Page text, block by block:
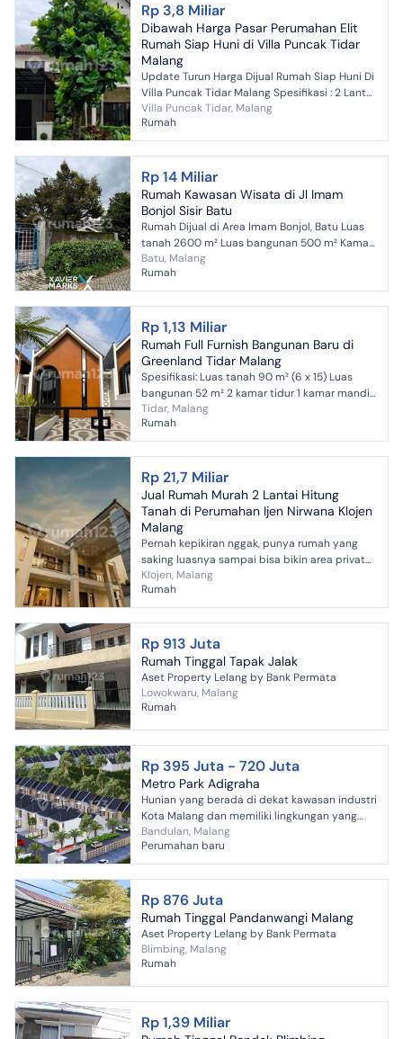
Rp 3,8 Miliar
Dibawah Harga Pasar Perumahan Elit
Rumah Siap Huni di Villa Puncak Tidar
Malang
Update Turun Harga Dijual Rumah Siap Huni Di
Villa Puncak Tidar Malang Spesifikasi : 2 Lantai
Luas Tanah 291 m² Luas Bangunan 300 m²
Kamar Ti...
Villa Puncak Tidar, Malang
Rumah
Rp 14 Miliar
Rumah Kawasan Wisata di Jl Imam
Bonjol Sisir Batu
Rumah Dijual di Area Imam Bonjol, Batu Luas
tanah 2600 m² Luas bangunan 500 m² Kamar
tidur 22 Kamar mandi 8 Sertifikat Hak Milik
Hadap Timur Har...
Batu, Malang
Rumah
Rp 1,13 Miliar
Rumah Full Furnish Bangunan Baru di
Greenland Tidar Malang
Spesifikasi: Luas tanah 90 m² (6 x 15) Luas
bangunan 52 m² 2 kamar tidur 1 kamar mandi
Dapur Listrik token 1300W Air artesis Hadap
Utara Carport ...
Tidar, Malang
Rumah
Rp 21,7 Miliar
Jual Rumah Murah 2 Lantai Hitung
Tanah di Perumahan Ijen Nirwana Klojen
Malang
Pernah kepikiran nggak, punya rumah yang
saking luasnya sampai bisa bikin area private
wing sendiri untuk keluarga besar tanpa saling
terganggu? :t...
Klojen, Malang
Rumah
Rp 913 Juta
Rumah Tinggal Tapak Jalak
Aset Property Lelang by Bank Permata
Lowokwaru, Malang
Rumah
Rp 395 Juta - 720 Juta
Metro Park Adigraha
Hunian yang berada di dekat kawasan industri
Kota Malang dan memiliki lingkungan yang
asri dan suasana yang sejuk. Ideal untuk anda
yang mencari ke...
Bandulan, Malang
Perumahan baru
Rp 876 Juta
Rumah Tinggal Pandanwangi Malang
Aset Property Lelang by Bank Permata
Blimbing, Malang
Rumah
Rp 1,39 Miliar